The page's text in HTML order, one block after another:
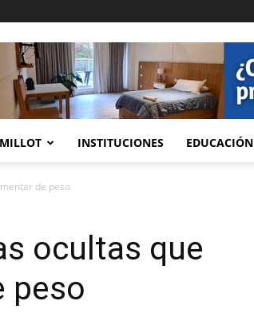
INSTITUCIONES EDUCACIÓN
de peso
ocultas que
peso